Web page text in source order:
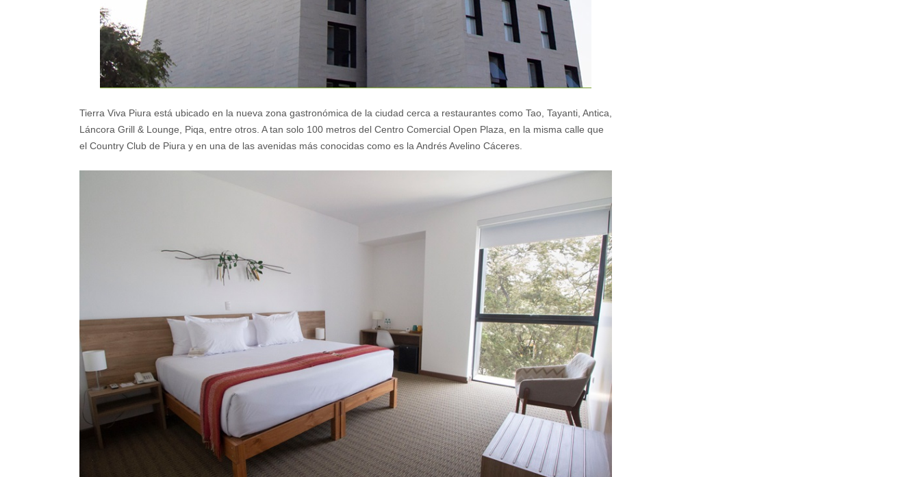
Tierra Viva Piura está ubicado en la nueva zona gastronómica de la ciudad cerca a restaurantes como Tao, Tayanti, Antica,
Láncora Grill & Lounge, Piqa, entre otros. A tan solo 100 metros del Centro Comercial Open Plaza, en la misma calle que
el Country Club de Piura y en una de las avenidas más conocidas como es la Andrés Avelino Cáceres.